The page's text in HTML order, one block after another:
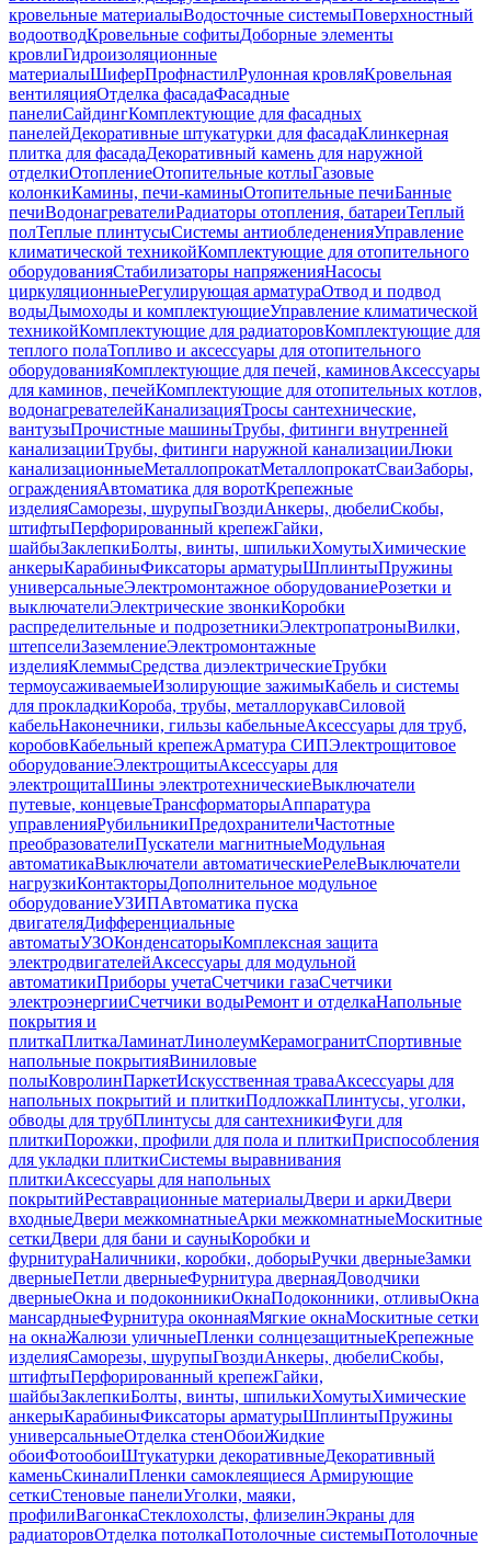
кровельные материалыВодосточные системыПоверхностный
водоотводКровельные софитыДоборные элементы
кровлиГидроизоляционные
материалыШиферПрофнастилРулонная кровляКровельная
вентиляцияОтделка фасадаФасадные
панелиСайдингКомплектующие для фасадных
панелейДекоративные штукатурки для фасадаКлинкерная
плитка для фасадаДекоративный камень для наружной
отделкиОтоплениеОтопительные котлыГазовые
колонкиКамины, печи-каминыОтопительные печиБанные
печиВодонагревателиРадиаторы отопления, батареиТеплый
полТеплые плинтусыСистемы антиобледененияУправление
климатической техникойКомплектующие для отопительного
оборудованияСтабилизаторы напряженияНасосы
циркуляционныеРегулирующая арматураОтвод и подвод
водыДымоходы и комплектующиеУправление климатической
техникойКомплектующие для радиаторовКомплектующие для
теплого полаТопливо и аксессуары для отопительного
оборудованияКомплектующие для печей, каминовАксессуары
для каминов, печейКомплектующие для отопительных котлов,
водонагревателейКанализацияТросы сантехнические,
вантузыПрочистные машиныТрубы, фитинги внутренней
канализацииТрубы, фитинги наружной канализацииЛюки
канализационныеМеталлопрокатМеталлопрокатСваиЗаборы,
огражденияАвтоматика для воротКрепежные
изделияСаморезы, шурупыГвоздиАнкеры, дюбелиСкобы,
штифтыПерфорированный крепежГайки,
шайбыЗаклепкиБолты, винты, шпилькиХомутыХимические
анкерыКарабиныФиксаторы арматурыШплинтыПружины
универсальныеЭлектромонтажное оборудованиеРозетки и
выключателиЭлектрические звонкиКоробки
распределительные и подрозетникиЭлектропатроныВилки,
штепселиЗаземлениеЭлектромонтажные
изделияКлеммыСредства диэлектрическиеТрубки
термоусаживаемыеИзолирующие зажимыКабель и системы
для прокладкиКороба, трубы, металлорукавСиловой
кабельНаконечники, гильзы кабельныеАксессуары для труб,
коробовКабельный крепежАрматура СИПЭлектрощитовое
оборудованиеЭлектрощитыАксессуары для
электрощитаШины электротехническиеВыключатели
путевые, концевыеТрансформаторыАппаратура
управленияРубильникиПредохранителиЧастотные
преобразователиПускатели магнитныеМодульная
автоматикаВыключатели автоматическиеРелеВыключатели
нагрузкиКонтакторыДополнительное модульное
оборудованиеУЗИПАвтоматика пуска
двигателяДифференциальные
автоматыУЗОКонденсаторыКомплексная защита
электродвигателейАксессуары для модульной
автоматикиПриборы учетаСчетчики газаСчетчики
электроэнергииСчетчики водыРемонт и отделкаНапольные
покрытия и
плиткаПлиткаЛаминатЛинолеумКерамогранитСпортивные
напольные покрытияВиниловые
полыКовролинПаркетИскусственная траваАксессуары для
напольных покрытий и плиткиПодложкаПлинтусы, уголки,
обводы для трубПлинтусы для сантехникиФуги для
плиткиПорожки, профили для пола и плиткиПриспособления
для укладки плиткиСистемы выравнивания
плиткиАксессуары для напольных
покрытийРеставрационные материалыДвери и аркиДвери
входныеДвери межкомнатныеАрки межкомнатныеМоскитные
сеткиДвери для бани и сауныКоробки и
фурнитураНаличники, коробки, доборыРучки дверныеЗамки
дверныеПетли дверныеФурнитура двернаяДоводчики
дверныеОкна и подоконникиОкнаПодоконники, отливыОкна
мансардныеФурнитура оконнаяМягкие окнаМоскитные сетки
на окнаЖалюзи уличныеПленки солнцезащитныеКрепежные
изделияСаморезы, шурупыГвоздиАнкеры, дюбелиСкобы,
штифтыПерфорированный крепежГайки,
шайбыЗаклепкиБолты, винты, шпилькиХомутыХимические
анкерыКарабиныФиксаторы арматурыШплинтыПружины
универсальныеОтделка стенОбоиЖидкие
обоиФотообоиШтукатурки декоративныеДекоративный
каменьСкиналиПленки самоклеящиеся Армирующие
сеткиСтеновые панелиУголки, маяки,
профилиВагонкаСтеклохолсты, флизелинЭкраны для
радиаторовОтделка потолкаПотолочные системыПотолочные